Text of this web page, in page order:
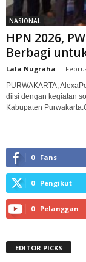
NASIONAL
HPN 2026,
Berbagi
Lala Nugraha -
PURWAKARTA,
diisi dengan kegiatan
Kabupaten
0 Fans
0 Pengikut
0 Pelanggan
EDITOR PICKS